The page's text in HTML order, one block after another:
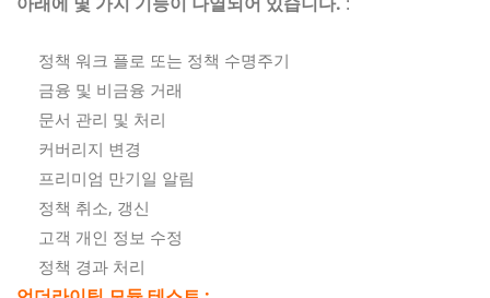
정책 워크 플로 또는 정책 수명주기
금융 및 비금융 거래
문서 관리 및 처리
커버리지 변경
프리미엄 만기일 알림
정책 취소, 갱신
고객 개인 정보 수정
정책 경과 처리